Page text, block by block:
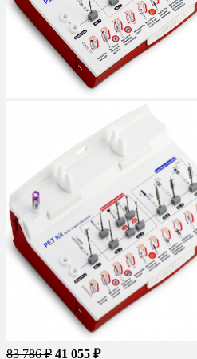
83 786 ₽ 41 055 ₽